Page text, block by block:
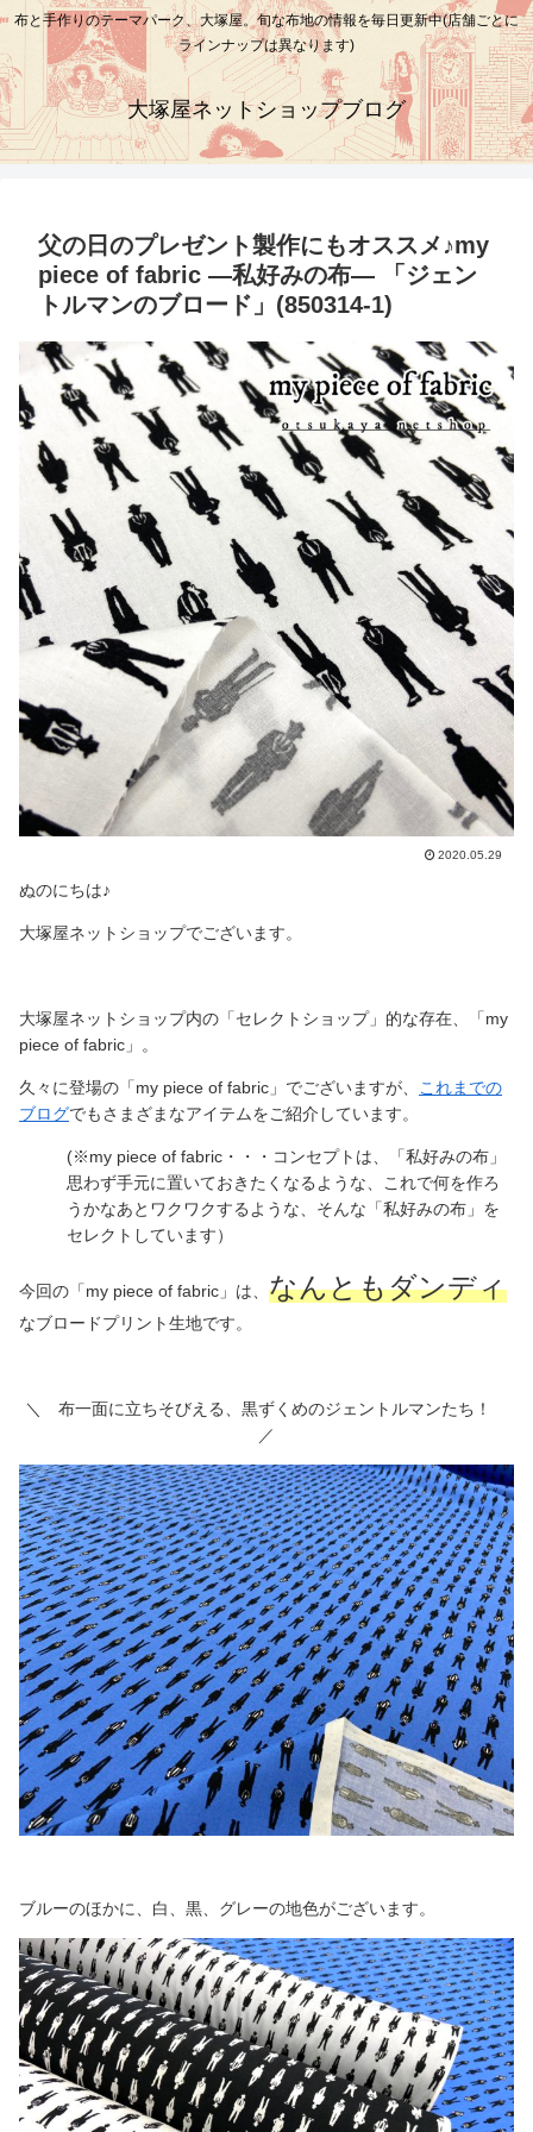
布と手作りのテーマパーク、大塚屋。旬な布地の情報を毎日更新中(店舗ごとに
ラインナップは異なります)
大塚屋ネットショップブログ
父の日のプレゼント製作にもオススメ♪my
piece of fabric ―私好みの布― 「ジェン
トルマンのブロード」(850314-1)
2020.05.29
ぬのにちは♪
大塚屋ネットショップでございます。
大塚屋ネットショップ内の「セレクトショップ」的な存在、「my
piece of fabric」。
久々に登場の「my piece of fabric」でございますが、
これまでの
ブログでもさまざまなアイテムをご紹介しています。
(※my piece of fabric・・・コンセプトは、「私好みの布」
思わず手元に置いておきたくなるような、これで何を作ろ
うかなあとワクワクするような、そんな「私好みの布」を
セレクトしています）
今回の「my piece of fabric」は、 なんともダンディ
なブロードプリント生地です。
＼ 布一面に立ちそびえる、黒ずくめのジェントルマンたち！
／
ブルーのほかに、白、黒、グレーの地色がございます。